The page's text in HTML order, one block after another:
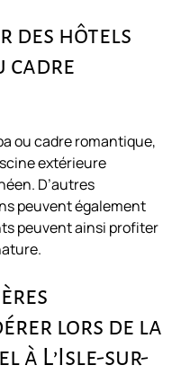
des hôtels
cadre
ou cadre romantique,
extérieure
D’autres
peuvent également
peuvent ainsi profiter
lors de la
à L’Isle-sur-